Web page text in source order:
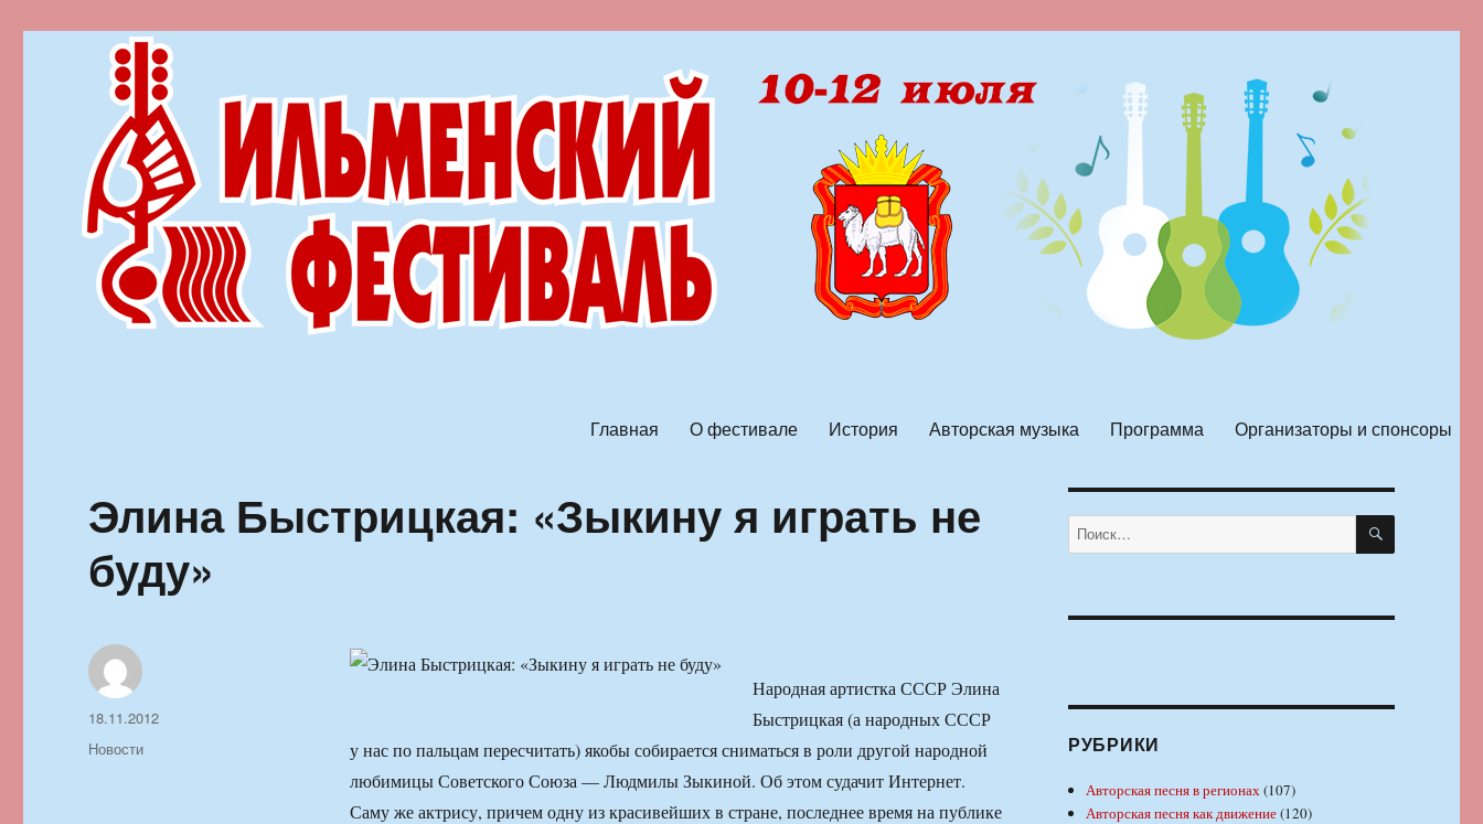
Главная О фестивале История Авторская музыка Программа Организаторы и спонсоры
Элина Быстрицкая: «Зыкину я играть не
буду»
Народная артистка СССР Элина
Быстрицкая (а народных СССР
у нас по пальцам пересчитать) якобы собирается сниматься в роли другой народной
любимицы Советского Союза — Людмилы Зыкиной. Об этом судачит Интернет.
Саму же актрису, причем одну из красивейших в стране, последнее время на публике
Автор
Опубликовано
18.11.2012
Рубрики
Новости
Искать: ПОИСК
РУБРИКИ
Авторская песня в регионах(107)
Авторская песня как движение(120)